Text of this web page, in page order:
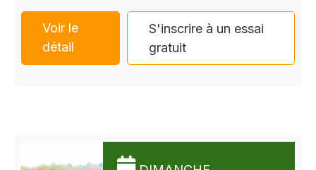
Voir le
détail
S'inscrire à un essai
gratuit